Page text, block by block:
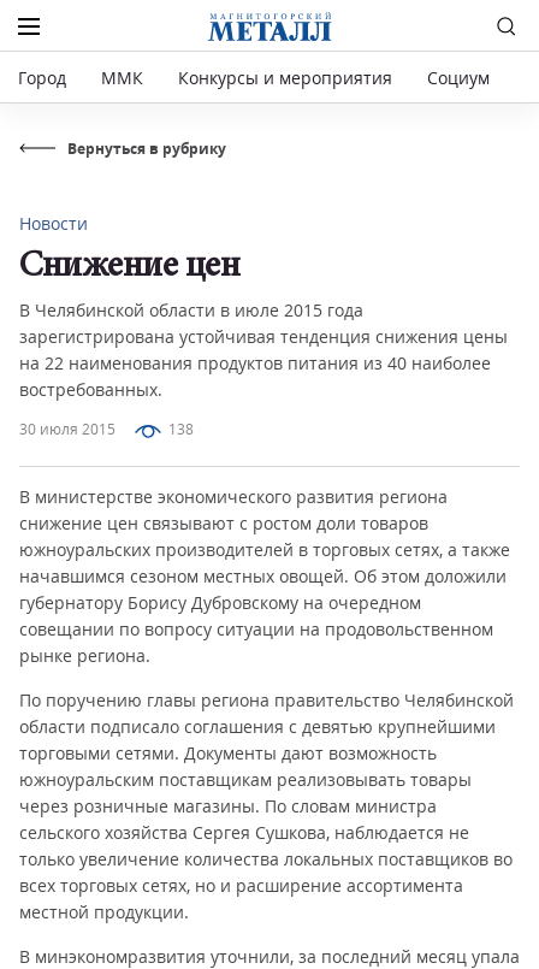
Город ММК Конкурсы и мероприятия Социум
Вернуться в рубрику
30 июля 2015 138
Новости
Снижение цен
В Челябинской области в июле 2015 года
зарегистрирована устойчивая тенденция снижения цены
на 22 наименования продуктов питания из 40 наиболее
востребованных.
В министерстве экономического развития региона
снижение цен связывают с ростом доли товаров
южноуральских производителей в торговых сетях, а также
начавшимся сезоном местных овощей. Об этом доложили
губернатору Борису Дубровскому на очередном
совещании по вопросу ситуации на продовольственном
рынке региона.
По поручению главы региона правительство Челябинской
области подписало соглашения с девятью крупнейшими
торговыми сетями. Документы дают возможность
южноуральским поставщикам реализовывать товары
через розничные магазины. По словам министра
сельского хозяйства Сергея Сушкова, наблюдается не
только увеличение количества локальных поставщиков во
всех торговых сетях, но и расширение ассортимента
местной продукции.
В минэкономразвития уточнили, за последний месяц упала